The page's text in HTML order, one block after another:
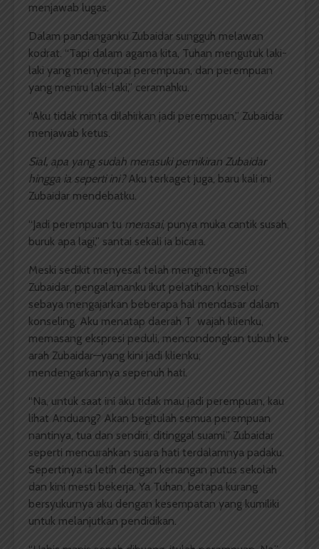
menjawab lugas.
Dalam pandanganku Zubaidar sungguh melawan
kodrat. “Tapi dalam agama kita, Tuhan mengutuk laki-
laki yang menyerupai perempuan, dan perempuan
yang meniru laki-laki,” ceramahku.
“Aku tidak minta dilahirkan jadi perempuan,” Zubaidar
menjawab ketus.
Sial, apa yang sudah merasuki pemikiran Zubaidar
hingga ia seperti ini?Aku terkaget juga, baru kali ini
Zubaidar mendebatku.
“Jadi perempuan tu merasai, punya muka cantik susah,
buruk apa lagi,” santai sekali ia bicara.
Meski sedikit menyesal telah menginterogasi
Zubaidar, pengalamanku ikut pelatihan konselor
sebaya mengajarkan beberapa hal mendasar dalam
konseling. Aku menatap daerah T wajah klienku,
memasang ekspresi peduli, mencondongkan tubuh ke
arah Zubaidar—yang kini jadi klienku;
mendengarkannya sepenuh hati.
“Na, untuk saat ini aku tidak mau jadi perempuan, kau
lihat Anduang? Akan begitulah semua perempuan
nantinya, tua dan sendiri, ditinggal suami,” Zubaidar
seperti mencurahkan suara hati terdalamnya padaku.
Sepertinya ia letih dengan kenangan putus sekolah
dan kini mesti bekerja. Ya Tuhan, betapa kurang
bersyukurnya aku dengan kesempatan yang kumiliki
untuk melanjutkan pendidikan.